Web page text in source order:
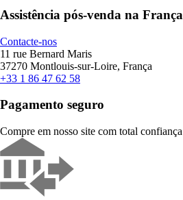
Assistência pós-venda na França
Contacte-nos
11 rue Bernard Maris
37270 Montlouis-sur-Loire, França
+33 1 86 47 62 58
Pagamento seguro
Compre em nosso site com total confiança